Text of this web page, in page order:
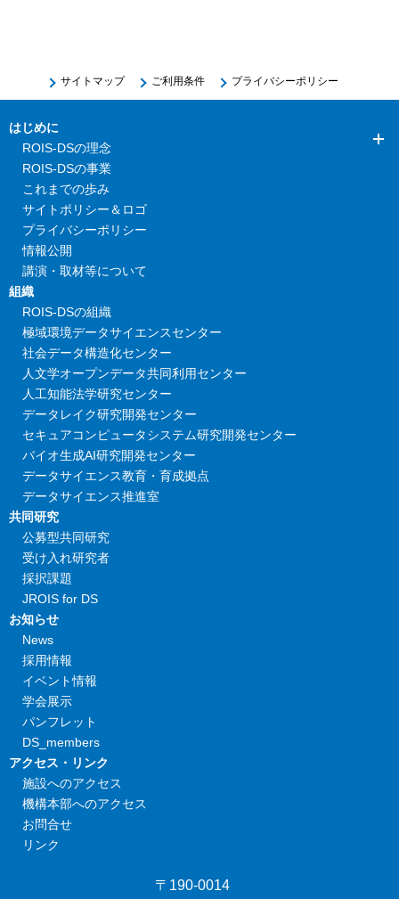
サイトマップ ご利用条件 プライバシーポリシー
はじめに
ROIS-DSの理念
ROIS-DSの事業
これまでの歩み
サイトポリシー＆ロゴ
プライバシーポリシー
情報公開
講演・取材等について
組織
ROIS-DSの組織
極域環境データサイエンスセンター
社会データ構造化センター
人文学オープンデータ共同利用センター
人工知能法学研究センター
データレイク研究開発センター
セキュアコンピュータシステム研究開発センター
バイオ生成AI研究開発センター
データサイエンス教育・育成拠点
データサイエンス推進室
共同研究
公募型共同研究
受け入れ研究者
採択課題
JROIS for DS
お知らせ
News
採用情報
イベント情報
学会展示
パンフレット
DS_members
アクセス・リンク
施設へのアクセス
機構本部へのアクセス
お問合せ
リンク
〒190-0014